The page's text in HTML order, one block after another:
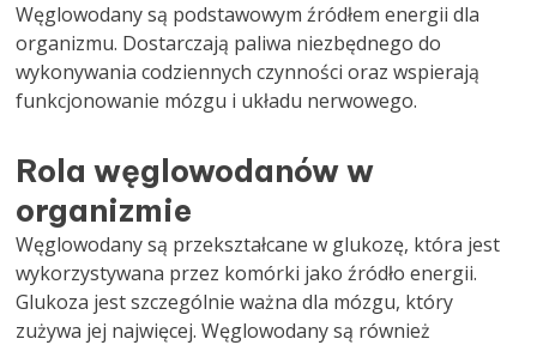
Węglowodany są podstawowym źródłem energii dla
organizmu. Dostarczają paliwa niezbędnego do
wykonywania codziennych czynności oraz wspierają
funkcjonowanie mózgu i układu nerwowego.
Rola węglowodanów w
organizmie
Węglowodany są przekształcane w glukozę, która jest
wykorzystywana przez komórki jako źródło energii.
Glukoza jest szczególnie ważna dla mózgu, który
zużywa jej najwięcej. Węglowodany są również